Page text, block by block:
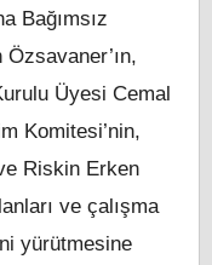
Bağımsız
Üyesi Cemal
Komitesi’nin,
Riskin Erken
ve çalışma
yürütmesine